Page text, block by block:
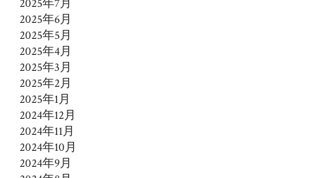
2025年7月
2025年6月
2025年5月
2025年4月
2025年3月
2025年2月
2025年1月
2024年12月
2024年11月
2024年10月
2024年9月